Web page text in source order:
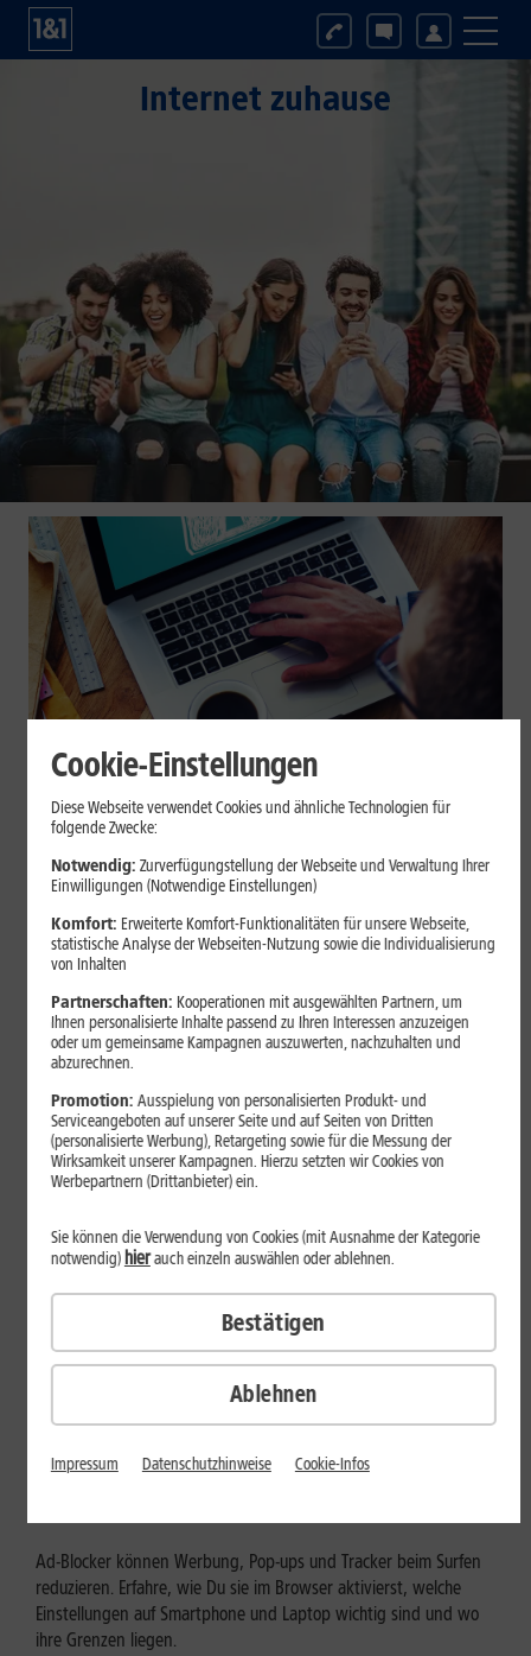
Internet zuhause
Internet zuhause
Browser-Erweiterungen sicher
nutzen: So erkennst Du
vertrauenswürdige Add-ons
Browser-Erweiterungen können praktisch sein, greifen aber je
nach Berechtigung tief in Deine Browserdaten ein. Der Beitrag
zeigt Dir, wie Du Add-ons vor der Installation prüfst und riskante
Erweiterungen erkennst.
Mehr erfahren
Internet zuhause
Ad-Blocker aktivieren: Werbung
Ad-Blocker können Werbung, Pop-ups und Tracker beim Surfen
reduzieren. Erfahre, wie Du sie im Browser aktivierst, welche
Einstellungen auf Smartphone und Laptop wichtig sind und wo
ihre Grenzen liegen.
Cookie-Einstellungen
Diese Webseite verwendet Cookies und ähnliche Technologien für
folgende Zwecke:
Notwendig: Zurverfügungstellung der Webseite und Verwaltung Ihrer
Einwilligungen (Notwendige Einstellungen)
Komfort: Erweiterte Komfort-Funktionalitäten für unsere Webseite,
statistische Analyse der Webseiten-Nutzung sowie die Individualisierung
von Inhalten
Partnerschaften: Kooperationen mit ausgewählten Partnern, um
Ihnen personalisierte Inhalte passend zu Ihren Interessen anzuzeigen
oder um gemeinsame Kampagnen auszuwerten, nachzuhalten und
abzurechnen.
Promotion: Ausspielung von personalisierten Produkt- und
Serviceangeboten auf unserer Seite und auf Seiten von Dritten
(personalisierte Werbung), Retargeting sowie für die Messung der
Wirksamkeit unserer Kampagnen. Hierzu setzten wir Cookies von
Werbepartnern (Drittanbieter) ein.
Ablehnen
Sie können die Verwendung von Cookies (mit Ausnahme der Kategorie
notwendig) hierauch einzeln auswählen oder ablehnen.
Bestätigen
Impressum Datenschutzhinweise Cookie-Infos